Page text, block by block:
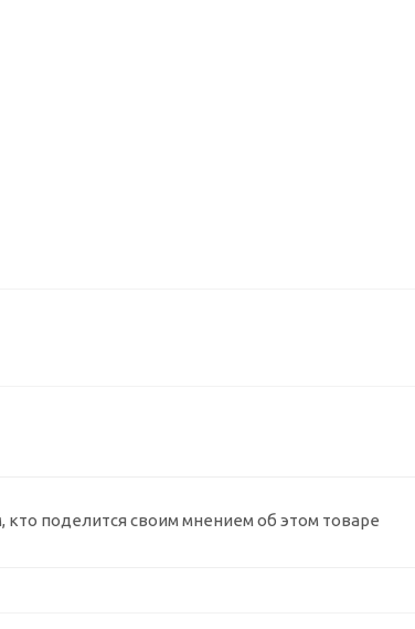
поделится своим мнением об этом товаре